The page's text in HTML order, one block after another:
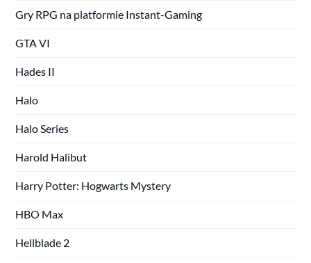
Gry RPG na platformie Instant-Gaming
GTA VI
Hades II
Halo
Halo Series
Harold Halibut
Harry Potter: Hogwarts Mystery
HBO Max
Hellblade 2